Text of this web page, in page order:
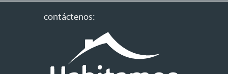
contáctenos: